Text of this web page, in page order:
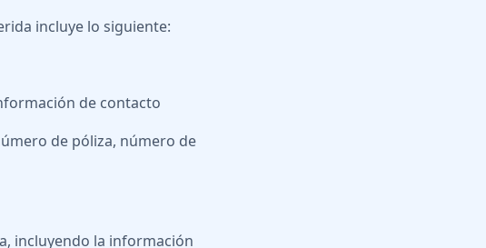
incluye lo siguiente:
de contacto
de póliza, número de
incluyendo la información